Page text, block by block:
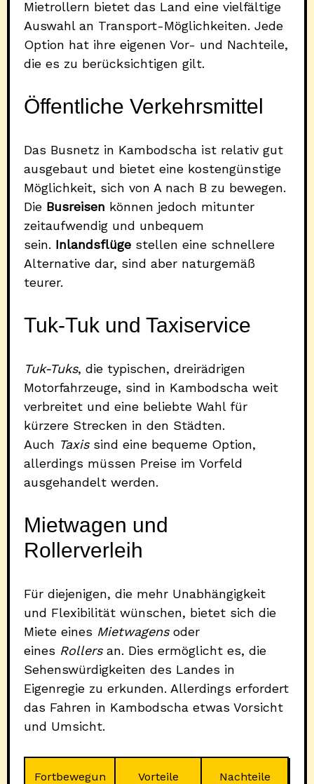
Mietrollern bietet das Land eine vielfältige
Auswahl an Transport-Möglichkeiten. Jede
Option hat ihre eigenen Vor- und Nachteile,
die es zu berücksichtigen gilt.
Öffentliche Verkehrsmittel
Das Busnetz in Kambodscha ist relativ gut
ausgebaut und bietet eine kostengünstige
Möglichkeit, sich von A nach B zu bewegen.
Die Busreisen können jedoch mitunter
zeitaufwendig und unbequem
sein. Inlandsflüge stellen eine schnellere
Alternative dar, sind aber naturgemäß
teurer.
Tuk-Tuk und Taxiservice
Tuk-Tuks, die typischen, dreirädrigen
Motorfahrzeuge, sind in Kambodscha weit
verbreitet und eine beliebte Wahl für
kürzere Strecken in den Städten.
Auch Taxissind eine bequeme Option,
allerdings müssen Preise im Vorfeld
ausgehandelt werden.
Mietwagen und
Rollerverleih
Für diejenigen, die mehr Unabhängigkeit
und Flexibilität wünschen, bietet sich die
Miete eines Mietwagensoder
eines Rollersan. Dies ermöglicht es, die
Sehenswürdigkeiten des Landes in
Eigenregie zu erkunden. Allerdings erfordert
das Fahren in Kambodscha etwas Vorsicht
und Umsicht.
Fortbewegun Vorteile Nachteile